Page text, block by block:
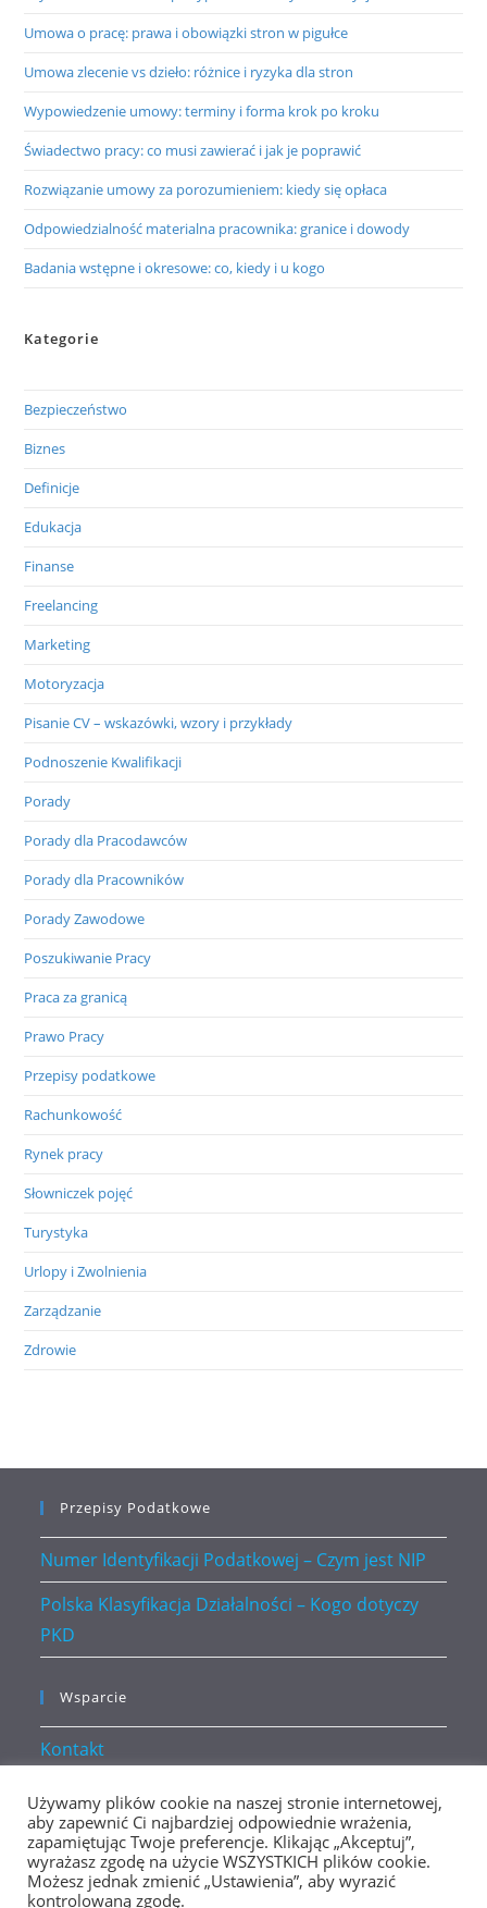
Umowa o pracę: prawa i obowiązki stron w pigułce
Umowa zlecenie vs dzieło: różnice i ryzyka dla stron
Wypowiedzenie umowy: terminy i forma krok po kroku
Świadectwo pracy: co musi zawierać i jak je poprawić
Rozwiązanie umowy za porozumieniem: kiedy się opłaca
Odpowiedzialność materialna pracownika: granice i dowody
Badania wstępne i okresowe: co, kiedy i u kogo
Kategorie
Bezpieczeństwo
Biznes
Definicje
Edukacja
Finanse
Freelancing
Marketing
Motoryzacja
Pisanie CV – wskazówki, wzory i przykłady
Podnoszenie Kwalifikacji
Porady
Porady dla Pracodawców
Porady dla Pracowników
Porady Zawodowe
Poszukiwanie Pracy
Praca za granicą
Prawo Pracy
Przepisy podatkowe
Rachunkowość
Rynek pracy
Słowniczek pojęć
Turystyka
Urlopy i Zwolnienia
Zarządzanie
Zdrowie
Przepisy Podatkowe
Numer Identyfikacji Podatkowej – Czym jest NIP
Polska Klasyfikacja Działalności – Kogo dotyczy
PKD
Wsparcie
Kontakt
Polityka prywatności
Używamy plików cookie na naszej stronie internetowej,
aby zapewnić Ci najbardziej odpowiednie wrażenia,
zapamiętując Twoje preferencje. Klikając „Akceptuj”,
wyrażasz zgodę na użycie WSZYSTKICH plików cookie.
Możesz jednak zmienić „Ustawienia”, aby wyrazić
kontrolowaną zgodę.